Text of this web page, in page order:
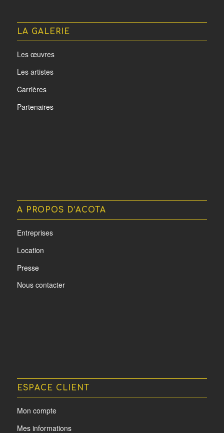
LA GALERIE
Les œuvres
Les artistes
Carrières
Partenaires
A PROPOS D’ACOTA
Entreprises
Location
Presse
Nous contacter
ESPACE CLIENT
Mon compte
Mes informations